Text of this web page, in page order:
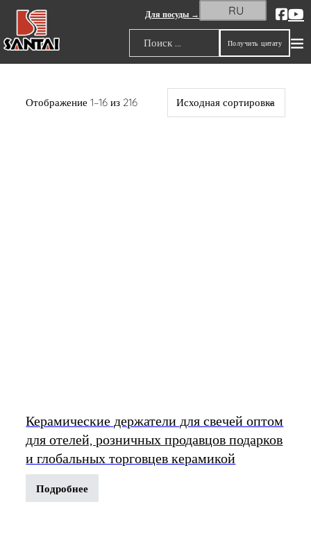
Для посуды → RU
Поиск
Получить цитату
Отображение 1–16 из 216
Керамические держатели для свечей оптом
для отелей, розничных продавцов подарков
и глобальных торговцев керамикой
Подробнее